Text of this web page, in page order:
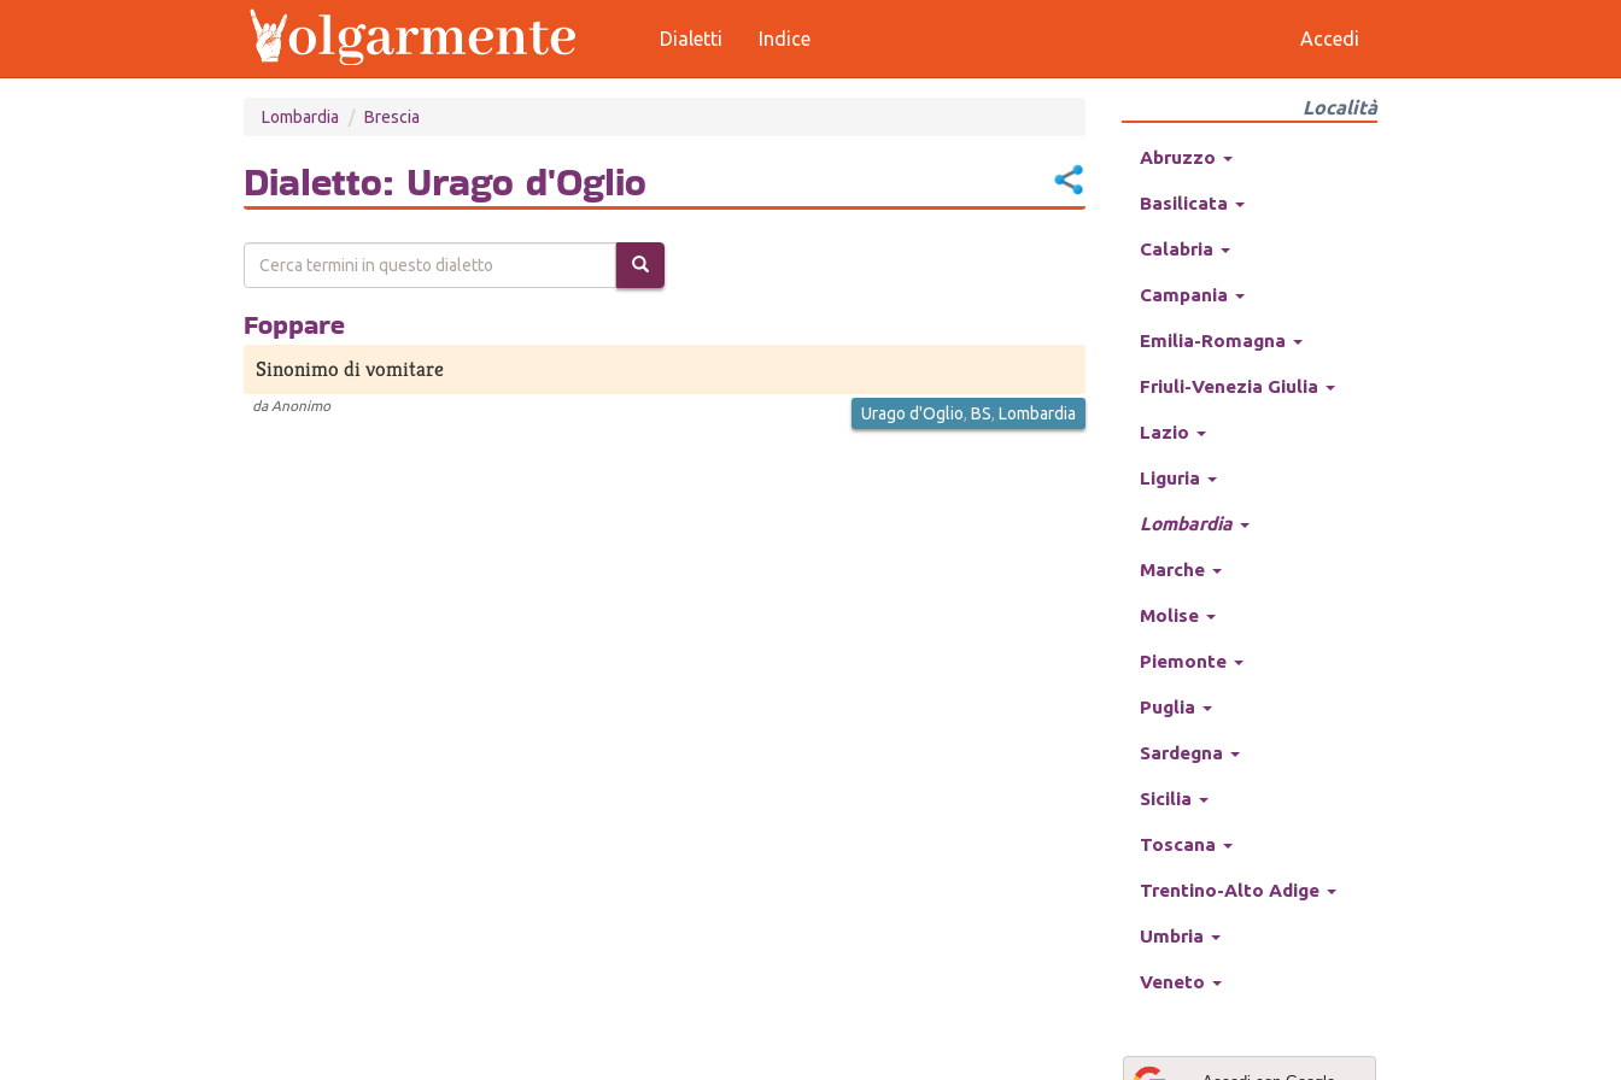
Dialetti Indice Accedi
Lombardia Brescia
Dialetto: Urago d'Oglio
Foppare
Sinonimo di vomitare
da Anonimo Urago d'Oglio, BS, Lombardia
Località
Abruzzo
Basilicata
Calabria
Campania
Emilia-Romagna
Friuli-Venezia Giulia
Lazio
Liguria
Lombardia
Marche
Molise
Piemonte
Puglia
Sardegna
Sicilia
Toscana
Trentino-Alto Adige
Umbria
Veneto